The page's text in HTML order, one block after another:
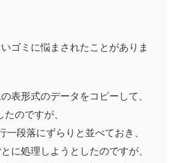
ゴミに悩まされたことがありま
表形式のデータをコピーして、
のですが、
一段落にずらりと並べておき、
に処理しようとしたのですが、